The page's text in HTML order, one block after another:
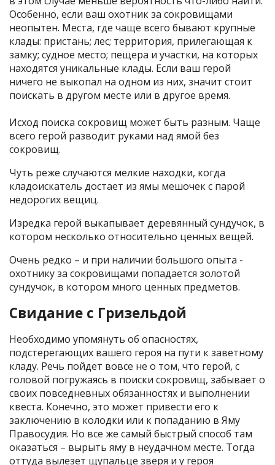
Особенно, если ваш охотник за сокровищами
неопытен. Места, где чаще всего бывают крупные
клады: пристань; лес; территория, прилегающая к
замку; судное место; пещера и участки, на которых
находятся уникальные клады. Если ваш герой
ничего не выкопал на одном из них, значит стоит
поискать в другом месте или в другое время.
Исход поиска сокровищ может быть разным. Чаще
всего герой разводит руками над ямой без
сокровищ.
Чуть реже случаются мелкие находки, когда
кладоискатель достает из ямы мешочек с парой
недорогих вещиц.
Изредка герой выкапывает деревянный сундучок, в
котором несколько относительно ценных вещей.
Очень редко – и при наличии большого опыта -
охотнику за сокровищами попадается золотой
сундучок, в котором много ценных предметов.
Свидание с Гризельдой
Необходимо упомянуть об опасностях,
подстерегающих вашего героя на пути к заветному
кладу. Речь пойдет вовсе не о том, что герой, с
головой погружаясь в поиски сокровищ, забывает о
своих повседневных обязанностях и выполнении
квеста. Конечно, это может привести его к
заключению в колодки или к попаданию в Яму
Правосудия. Но все же самый быстрый способ там
оказаться – вырыть яму в неудачном месте. Тогда
оттуда вылезет щупальце зверя и у героя